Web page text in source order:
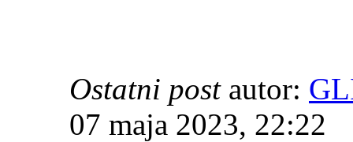
Ostatni post autor:
07 maja 2023, 22:22